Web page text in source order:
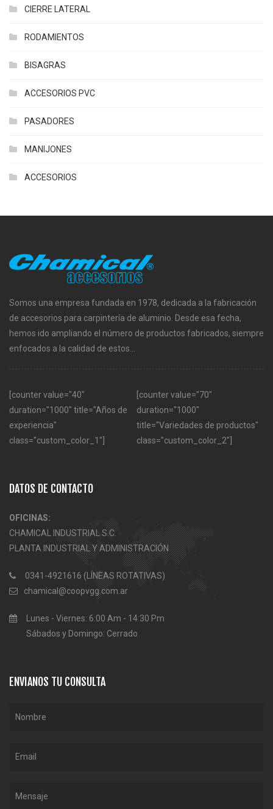
CIERRE LATERAL
RODAMIENTOS
BISAGRAS
ACCESORIOS PVC
PASADORES
MANIJONES
ACCESORIOS
Somos una empresa fundada en 1978, dedicada a la fabricación
de accesorios para carpintería de aluminio. Desde esa fecha,
hemos ido ampliando el número de productos fabricados, siempre
enfocados a la calidad de estos...
[counter value="40"
duration="1000" title="Años de
experiencia"
class="custom_color_1"]
[counter value="70"
duration="1000"
title="Variedades de productos"
class="custom_color_2"]
DATOS DE CONTACTO
OFICINAS:
CHAMICAL INDUSTRIAL S.C.
PLANTA INDUSTRIAL Y ADMINISTRACIÓN
0341-4921616 (LÍNEAS ROTATIVAS)
chamical@coopvgg.com.ar
Lunes - Viernes: 6:00 Am - 14:30 Pm
Sábados y Domingo: Cerrado
ENVIANOS TU CONSULTA